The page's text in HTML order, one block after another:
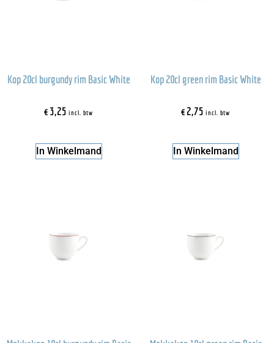
Kop 20cl burgundy rim Basic White
€3,25 incl. btw
In Winkelmand
Kop 20cl green rim Basic White
€2,75 incl. btw
In Winkelmand